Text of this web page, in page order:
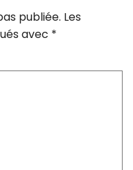
publiée. Les
avec *